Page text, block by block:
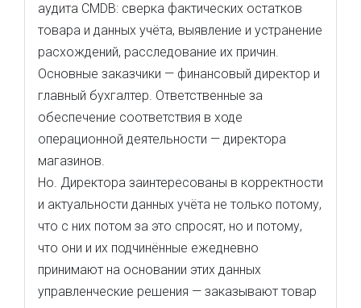
аудита CMDB: сверка фактических остатков
товара и данных учёта, выявление и устранение
расхождений, расследование их причин.
Основные заказчики — финансовый директор и
главный бухгалтер. Ответственные за
обеспечение соответствия в ходе
операционной деятельности — директора
магазинов.
Но. Директора заинтересованы в корректности
и актуальности данных учёта не только потому,
что с них потом за это спросят, но и потому,
что они и их подчинённые ежедневно
принимают на основании этих данных
управленческие решения — заказывают товар